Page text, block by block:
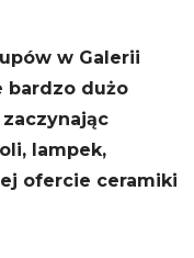
w Galerii
bardzo dużo
lampek,
ofercie ceramiki